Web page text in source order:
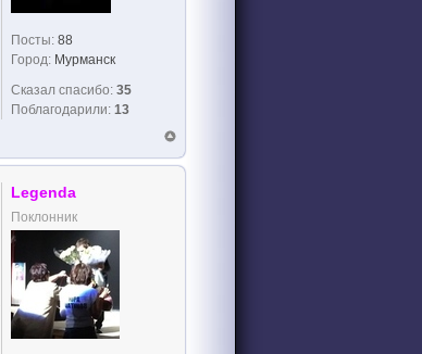
Посты: 88
Город: Мурманск
Сказал спасибо: 35
Поблагодарили: 13
Legenda
Поклонник